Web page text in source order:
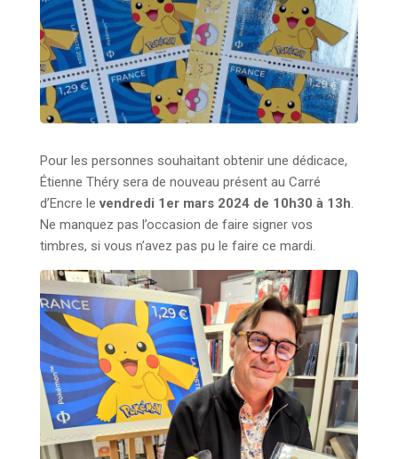
Pour les personnes souhaitant obtenir une dédicace,
Étienne Théry sera de nouveau présent au Carré
d’Encre levendredi 1er mars 2024 de 10h30 à 13h.
Ne manquez pas l’occasion de faire signer vos
timbres, si vous n’avez pas pu le faire ce mardi.